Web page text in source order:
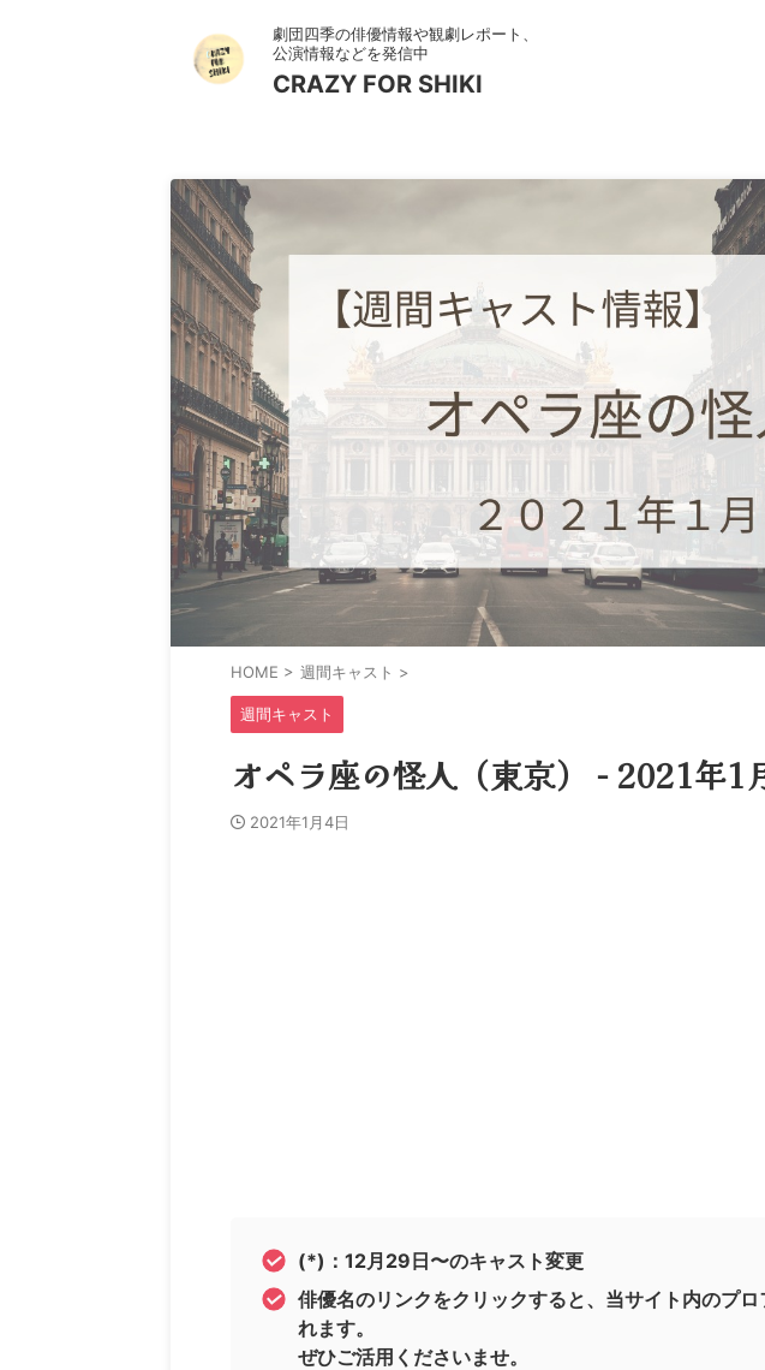
劇団四季の俳優情報や観劇レポート、
公演情報などを発信中
CRAZY FOR SHIKI
HOME > 週間キャスト >
週間キャスト
オペラ座の怪人（東京） − 2021年1
2021年1月4日
(*) ：12月29日〜のキャスト変更
俳優名のリンクをクリックすると、当サイト内のプ
れます。
ぜひご活用くださいませ。